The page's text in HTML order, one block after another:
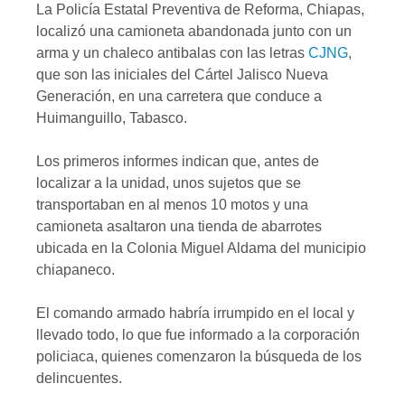
La Policía Estatal Preventiva de Reforma, Chiapas,
localizó una camioneta abandonada junto con un
arma y un chaleco antibalas con las letras CJNG,
que son las iniciales del Cártel Jalisco Nueva
Generación, en una carretera que conduce a
Huimanguillo, Tabasco.
Los primeros informes indican que, antes de
localizar a la unidad, unos sujetos que se
transportaban en al menos 10 motos y una
camioneta asaltaron una tienda de abarrotes
ubicada en la Colonia Miguel Aldama del municipio
chiapaneco.
El comando armado habría irrumpido en el local y
llevado todo, lo que fue informado a la corporación
policiaca, quienes comenzaron la búsqueda de los
delincuentes.